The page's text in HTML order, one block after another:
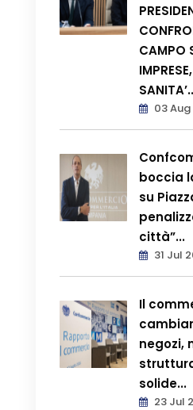
CAMPO
03
boccia
su
città”...
31 Jul
Il
negozi,
solide...
23 Jul